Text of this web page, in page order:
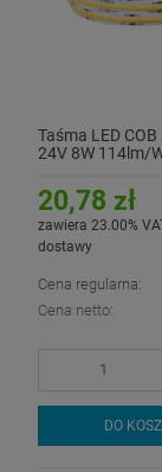
Taśma LED
24V 8W 114lm/
IP54
20,78 zł
zawiera 23.00%
dostawy
Cena regularna:
Cena netto:
DO